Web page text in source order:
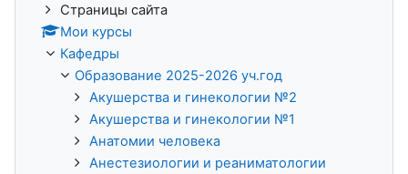
Страницы сайта
Мои курсы
Кафедры
Образование 2025-2026 уч.год
Акушерства и гинекологии №2
Акушерства и гинекологии №1
Анатомии человека
Анестезиологии и реаниматологии